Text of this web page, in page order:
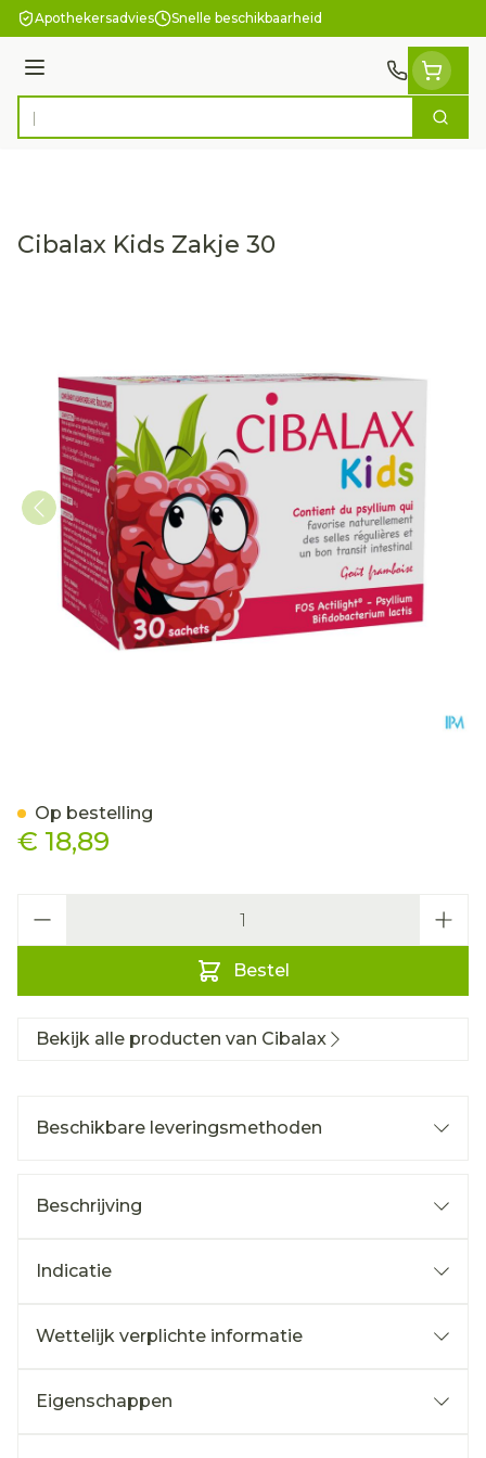
Ga naar de inhoud
Apothekersadvies Snelle beschikbaarheid
Menu
Product, merk, categorie... Zoek
Cibalax Kids Zakje 30
€ 18,89
Bestel
Op bestelling
Bekijk alle producten van Cibalax
Beschikbare leveringsmethoden
Beschrijving
Indicatie
Wettelijk verplichte informatie
Eigenschappen